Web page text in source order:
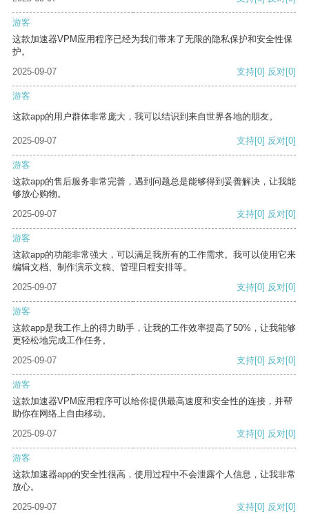
游客
这款加速器VPM应用程序已经为我们带来了无限的隐私保护和安全性保
护。
2025-09-07
支持[0] 反对[0]
游客
这款app的用户群体非常庞大，我可以结识到来自世界各地的朋友。
2025-09-07 支持[0] 反对[0]
游客
这款app的售后服务非常完善，遇到问题总是能够得到妥善解决，让我能
够放心购物。
2025-09-07
支持[0] 反对[0]
游客
这款app的功能非常强大，可以满足我所有的工作需求。我可以使用它来
编辑文档、制作演示文稿、管理日程安排等。
2025-09-07
支持[0] 反对[0]
游客
这款app是我工作上的得力助手，让我的工作效率提高了50%，让我能够
更轻松地完成工作任务。
2025-09-07
支持[0] 反对[0]
游客
这款加速器VPM应用程序可以给你提供最高速度和安全性的连接，并帮
助你在网络上自由移动。
2025-09-07
支持[0] 反对[0]
游客
这款加速器app的安全性很高，使用过程中不会泄露个人信息，让我非常
放心。
2025-09-07
支持[0] 反对[0]